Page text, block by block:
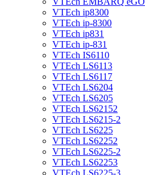
VTEch ip8300
VTEch ip-8300
VTEch ip831
VTEch ip-831
VTEch IS6110
VTEch LS6113
VTEch LS6117
VTEch LS6204
VTEch LS6205
VTEch LS62152
VTEch LS6215-2
VTEch LS6225
VTEch LS62252
VTEch LS6225-2
VTEch LS62253
VTEch LS6225-3